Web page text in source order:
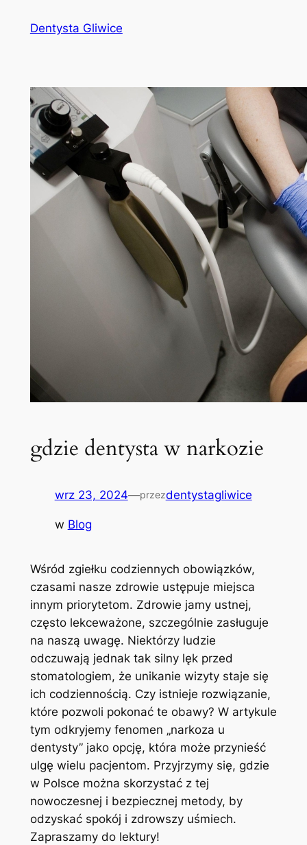
Dentysta Gliwice
gdzie dentysta w narkozie
wrz 23, 2024—przezdentystagliwice
w Blog
Wśród zgiełku codziennych obowiązków,
czasami nasze zdrowie ‍ustępuje miejsca
innym priorytetom. Zdrowie jamy ustnej,
często lekceważone, szczególnie zasługuje
na naszą‍ uwagę. Niektórzy ludzie
odczuwają jednak ⁤tak silny lęk przed
stomatologiem, że unikanie wizyty staje się
ich codziennością. Czy istnieje rozwiązanie,
które pozwoli pokonać te obawy? W artykule
⁤tym⁢ odkryjemy fenomen „narkoza u⁢
dentysty” jako‍ opcję, która może przynieść
ulgę ⁢wielu pacjentom. ⁤Przyjrzymy się, gdzie
w Polsce można skorzystać z tej
nowoczesnej i bezpiecznej metody,‍ by
odzyskać spokój i⁤ zdrowszy uśmiech.
Zapraszamy do lektury!